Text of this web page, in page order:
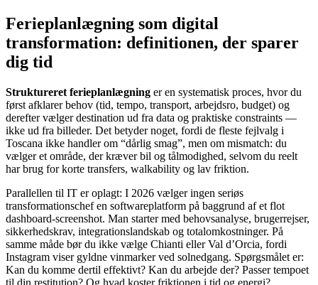
Ferieplanlægning som digital
transformation: definitionen, der sparer
dig tid
Struktureret ferieplanlægning er en systematisk proces, hvor du
først afklarer behov (tid, tempo, transport, arbejdsro, budget) og
derefter vælger destination ud fra data og praktiske constraints —
ikke ud fra billeder. Det betyder noget, fordi de fleste fejlvalg i
Toscana ikke handler om “dårlig smag”, men om mismatch: du
vælger et område, der kræver bil og tålmodighed, selvom du reelt
har brug for korte transfers, walkability og lav friktion.
Parallellen til IT er oplagt: I 2026 vælger ingen seriøs
transformationschef en softwareplatform på baggrund af et flot
dashboard-screenshot. Man starter med behovsanalyse, brugerrejser,
sikkerhedskrav, integrationslandskab og totalomkostninger. På
samme måde bør du ikke vælge Chianti eller Val d’Orcia, fordi
Instagram viser gyldne vinmarker ved solnedgang. Spørgsmålet er:
Kan du komme dertil effektivt? Kan du arbejde der? Passer tempoet
til din restitution? Og hvad koster friktionen i tid og energi?